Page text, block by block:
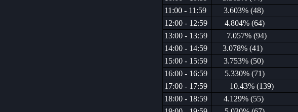
11:00 - 11:59
3.603% (48)
12:00 - 12:59
4.804% (64)
13:00 - 13:59
7.057% (94)
14:00 - 14:59
3.078% (41)
15:00 - 15:59
3.753% (50)
16:00 - 16:59
5.330% (71)
17:00 - 17:59
10.43% (139)
18:00 - 18:59
4.129% (55)